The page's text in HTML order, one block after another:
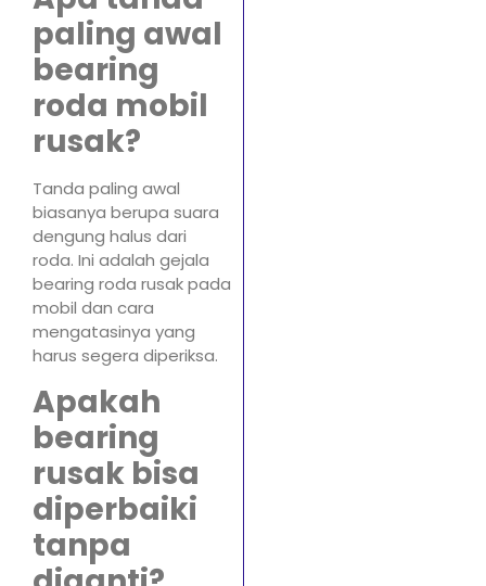
paling awal
bearing
roda mobil
rusak?
Tanda paling awal
biasanya berupa suara
dengung halus dari
roda. Ini adalah gejala
bearing roda rusak pada
mobil dan cara
mengatasinya yang
harus segera diperiksa.
Apakah
bearing
rusak bisa
diperbaiki
tanpa